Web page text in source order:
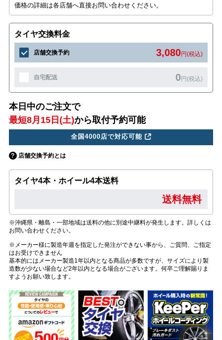
価格の詳細は各店舗へ直接お問い合わせください。
タイヤ交換料金
店舗交換予約 3,080円(税込)
自宅配送 0円(税込)
本日中のご注文で
最短8月15日(土)から取付予約可能
全国4000店で対応可能
店舗交換予約とは
タイヤ4本・ホイール4本送料
送料無料
※沖縄県・離島・一部地域は送料の他に別途中継料が発生します。詳しくは
お問い合わせください。
※メーカー様に製造年週を指定した発注ができない事から、ご質問、ご指定
はお受けできません
基本的にはメーカー製造1年以内となる商品が多数ですが、サイズにより製
造数が少ない場合など2年以内となる場合がございます。何卒ご理解賜りま
すようお願い致します。